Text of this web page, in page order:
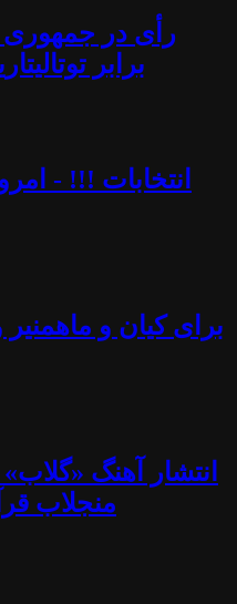
رأی در
برابر
انتخابات !!! -
برای کیان و
انتشار آهنگ